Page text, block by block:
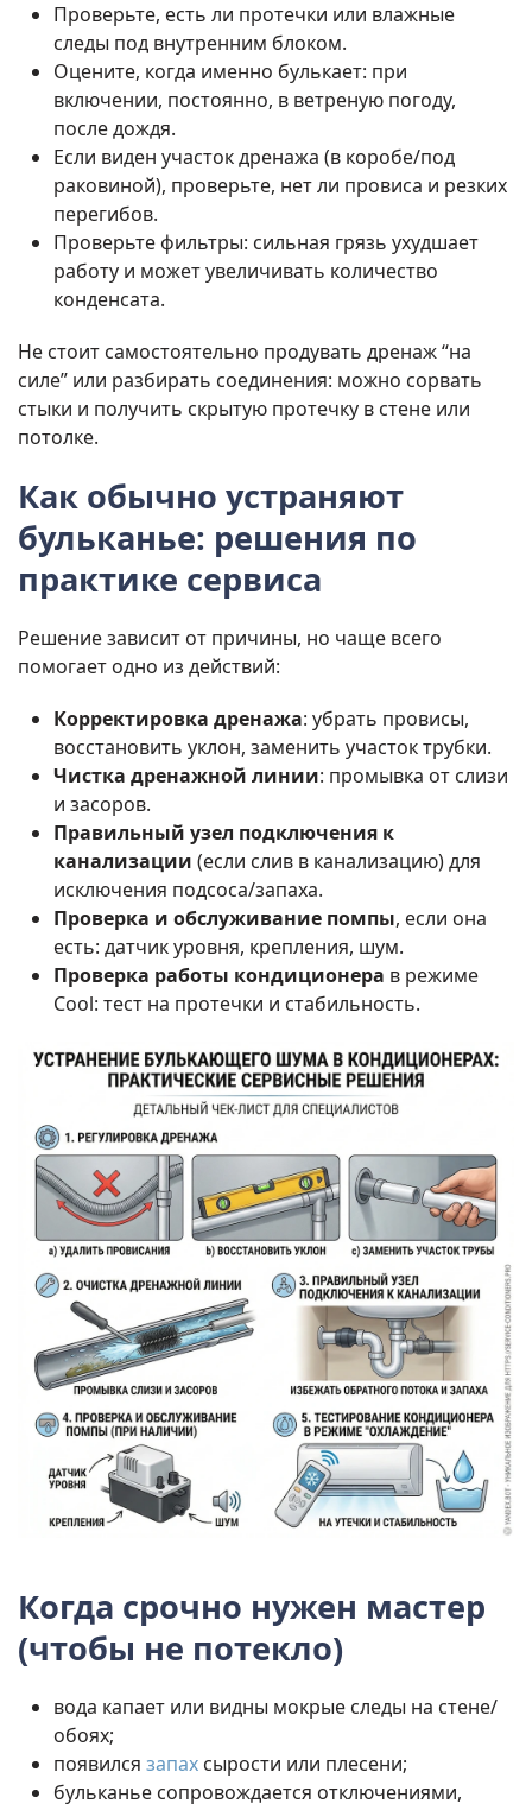
Проверьте, есть ли протечки или влажные
следы под внутренним блоком.
Оцените, когда именно булькает: при
включении, постоянно, в ветреную погоду,
после дождя.
Если виден участок дренажа (в коробе/под
раковиной), проверьте, нет ли провиса и резких
перегибов.
Проверьте фильтры: сильная грязь ухудшает
работу и может увеличивать количество
конденсата.
Не стоит самостоятельно продувать дренаж “на
силе” или разбирать соединения: можно сорвать
стыки и получить скрытую протечку в стене или
потолке.
Как обычно устраняют
бульканье: решения по
практике сервиса
Решение зависит от причины, но чаще всего
помогает одно из действий:
Корректировка дренажа: убрать провисы,
восстановить уклон, заменить участок трубки.
Чистка дренажной линии: промывка от слизи
и засоров.
Правильный узел подключения к
канализации (если слив в канализацию) для
исключения подсоса/запаха.
Проверка и обслуживание помпы, если она
есть: датчик уровня, крепления, шум.
Проверка работы кондиционера в режиме
Cool: тест на протечки и стабильность.
Когда срочно нужен мастер
(чтобы не потекло)
вода капает или видны мокрые следы на стене/
обоях;
появился запах сырости или плесени;
бульканье сопровождается отключениями,